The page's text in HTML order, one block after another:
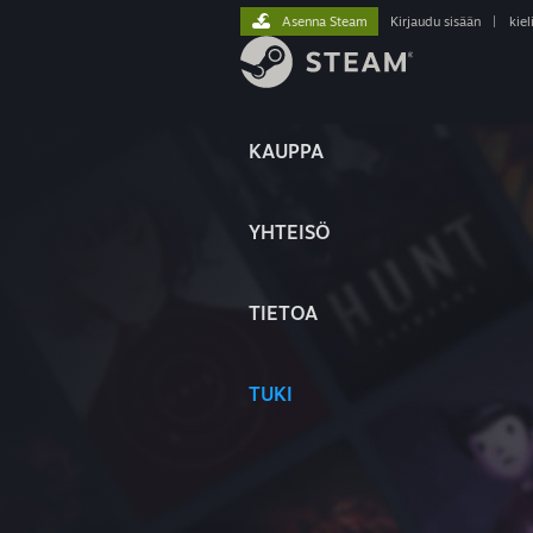
KAUPPA
YHTEISÖ
TIETOA
TUKI
Asenna Steam Kirjaudu sisään kieli